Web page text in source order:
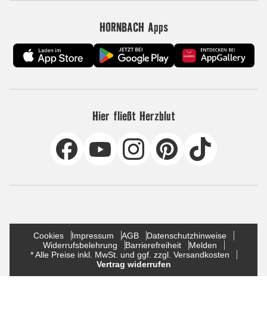
HORNBACH Apps
Hier fließt Herzblut
Cookies Impressum AGB
Datenschutzhinweise
Widerrufsbelehrung
Barrierefreiheit
Melden
* Alle Preise inkl. MwSt. und ggf. zzgl. Versandkosten
Vertrag widerrufen